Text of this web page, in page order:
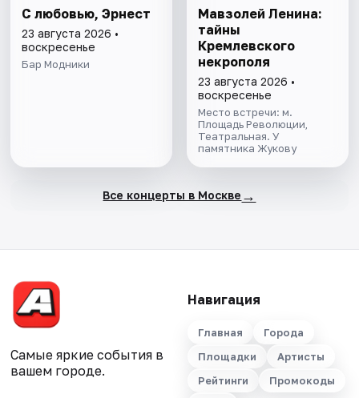
С любовью, Эрнест
23 августа 2026 •
воскресенье
Бар Модники
Мавзолей Ленина:
тайны
Кремлевского
некрополя
23 августа 2026 •
воскресенье
Место встречи: м.
Площадь Революции,
Театральная. У
памятника Жукову
Все концерты в Москве →
Самые яркие события в
вашем городе.
Навигация
Главная
Города
Площадки
Артисты
Рейтинги
Промокоды